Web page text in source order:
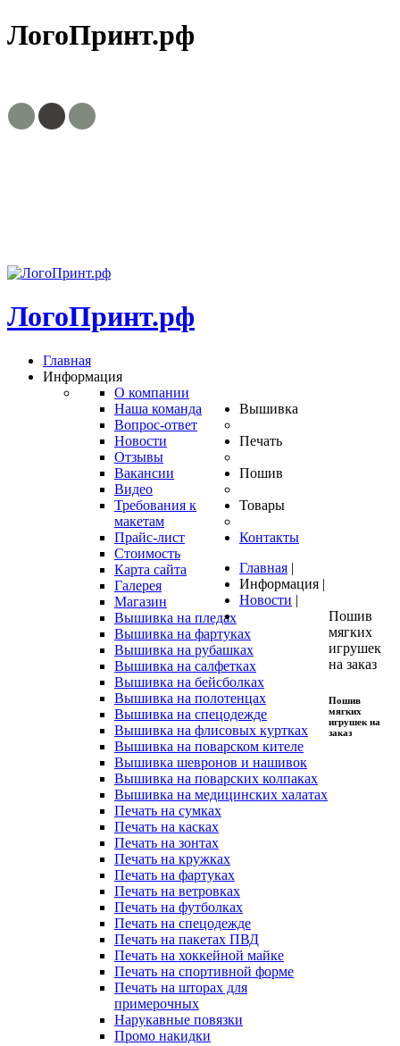
ЛогоПринт.рф
ЛогоПринт.рф
Главная
Информация
О компании
Наша команда
Вопрос-ответ
Новости
Отзывы
Вакансии
Видео
Требования к
макетам
Прайс-лист
Стоимость
Карта сайта
Галерея
Магазин
Вышивка
Вышивка на пледах
Вышивка на фартуках
Вышивка на рубашках
Вышивка на салфетках
Вышивка на бейсболках
Вышивка на полотенцах
Вышивка на спецодежде
Вышивка на флисовых куртках
Вышивка на поварском кителе
Вышивка шевронов и нашивок
Вышивка на поварских колпаках
Вышивка на медицинских халатах
Печать
Печать на сумках
Печать на касках
Печать на зонтах
Печать на кружках
Печать на фартуках
Печать на ветровках
Печать на футболках
Печать на спецодежде
Печать на пакетах ПВД
Печать на хоккейной майке
Печать на спортивной форме
Печать на шторах для
примерочных
Пошив
Нарукавные повязки
Промо накидки
Товары
Контакты
Главная |
Информация |
Новости |
Пошив
мягких
игрушек
на заказ
Пошив
мягких
игрушек на
заказ